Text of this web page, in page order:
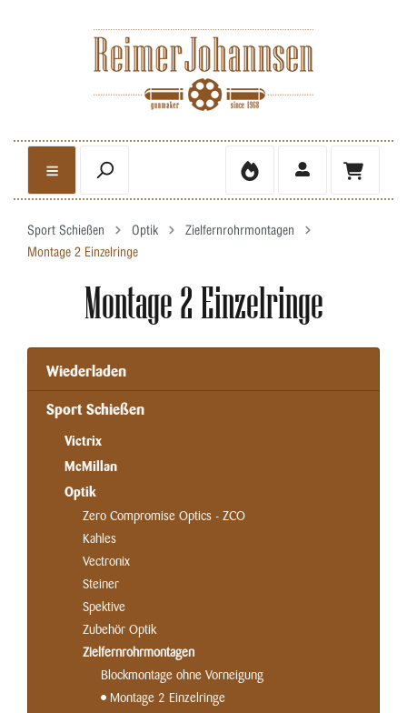
Sport Schießen Optik
Zielfernrohrmontagen
Montage 2 Einzelringe
Montage 2 Einzelringe
Wiederladen
Sport Schießen
Victrix
McMillan
Optik
Zero Compromise Optics - ZCO
Kahles
Vectronix
Steiner
Spektive
Zubehör Optik
Zielfernrohrmontagen
Blockmontage ohne Vorneigung
Montage 2 Einzelringe